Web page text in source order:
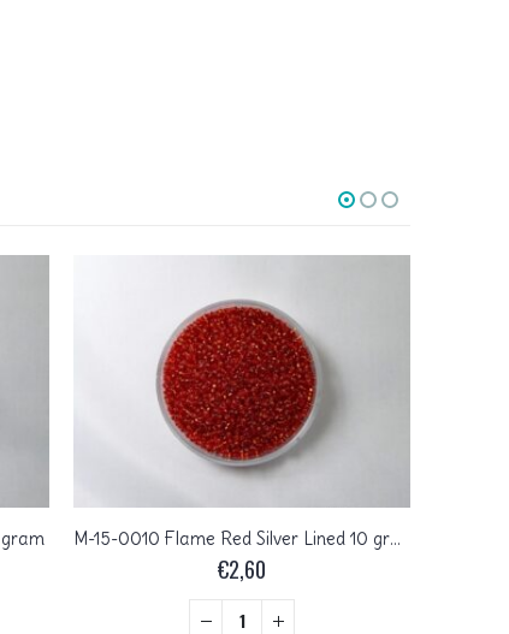
M-15-0010 Flame Red Silver Lined 10 gram
€2,60